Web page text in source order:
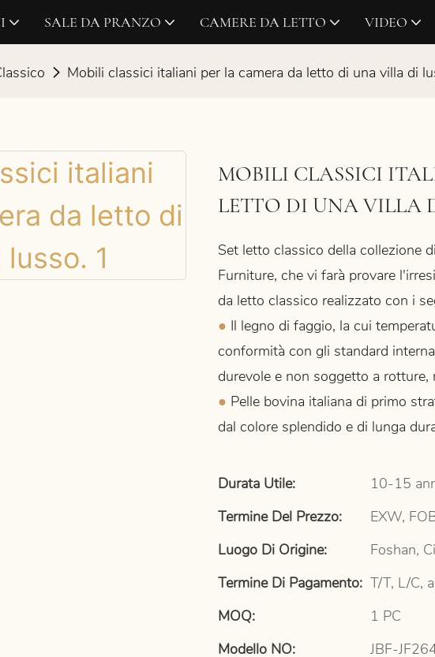
SALE DA PRANZO CAMERE DA LETTO VIDEO
Mobili classici italiani per la camera da letto di una villa di
MOBILI CLASSICI
LETTO DI UNA VILLA
Set letto classico della collezione
Furniture, che vi farà provare
da letto classico realizzato con i
● Il legno di faggio, la cui
conformità con gli standard
durevole e non soggetto a
● Pelle bovina italiana di primo
dal colore splendido e di lunga
Durata Utile:
10-15
Termine Del Prezzo:
EXW,
Luogo Di Origine:
Foshan,
Termine Di Pagamento: T/T, L/C,
MOQ:
1 PC
Modello NO:
JBF-